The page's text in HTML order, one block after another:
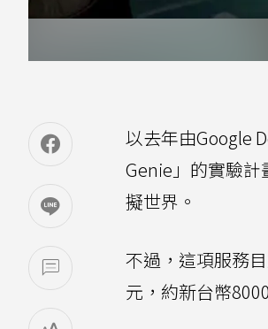
以去年由Google
Genie」的實驗
擬世界。
不過，這項服務
元，約新台幣